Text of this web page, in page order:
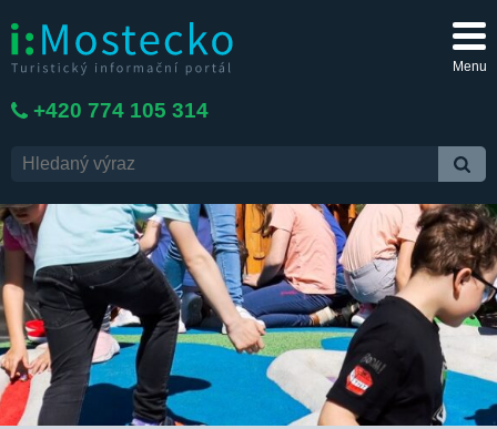
Menu
+420 774 105 314